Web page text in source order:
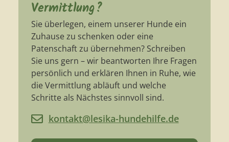
Vermittlung?
Sie überlegen, einem unserer Hunde ein
Zuhause zu schenken oder eine
Patenschaft zu übernehmen? Schreiben
Sie uns gern – wir beantworten Ihre Fragen
persönlich und erklären Ihnen in Ruhe, wie
die Vermittlung abläuft und welche
Schritte als Nächstes sinnvoll sind.
kontakt@lesika-hundehilfe.de